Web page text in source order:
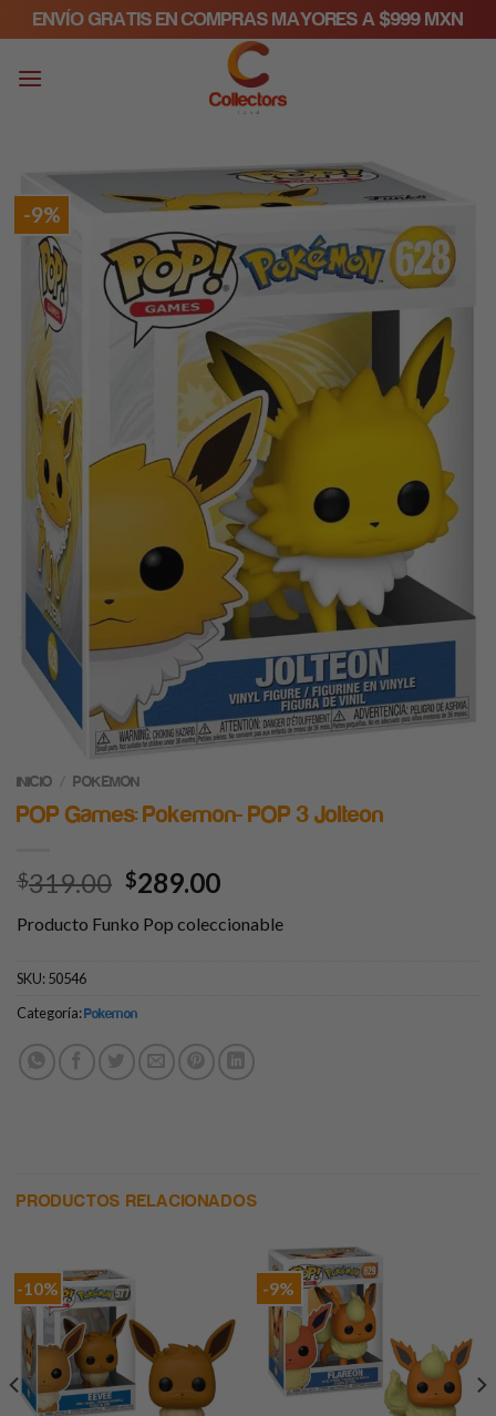
to
content
ENVÍO GRATIS EN COMPRAS MAYORES A $999 MXN
-9%
INICIO / POKEMON
POP Games: Pokemon- POP 3 Jolteon
$319.00 $289.00
Producto Funko Pop coleccionable
SKU:50546
Categoría:Pokemon
PRODUCTOS RELACIONADOS
-10% -9%